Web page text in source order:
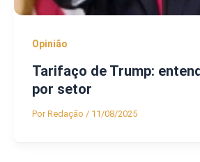
Opinião
Tarifaço de Trump:
por setor
PorRedação / 11/08/2025